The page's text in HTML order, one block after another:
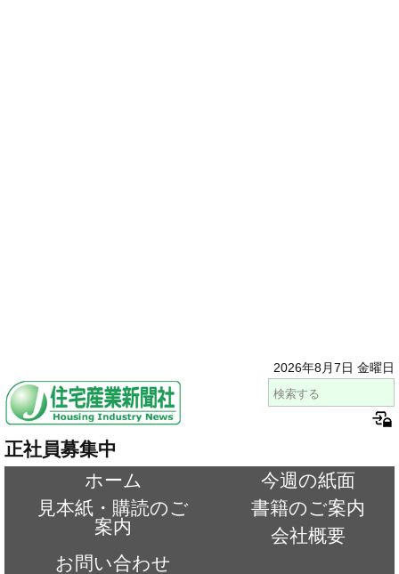
2026年8月7日 金曜日
正社員募集中
ホーム
今週の紙面
見本紙・購読のご
案内
書籍のご案内
会社概要
お問い合わせ